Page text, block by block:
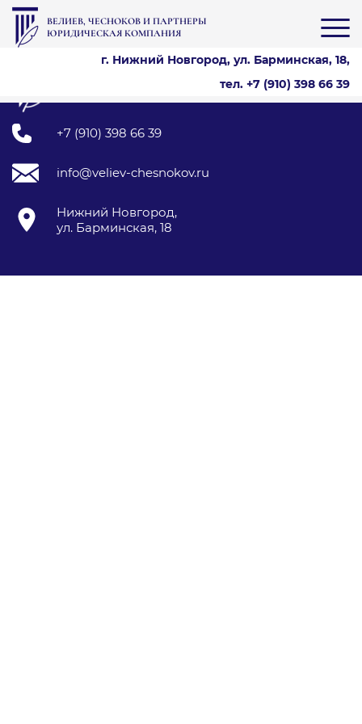
ВЕЛИЕВ, ЧЕСНОКОВ И ПАРТНЕРЫ
ЮРИДИЧЕСКАЯ КОМПАНИЯ
г. Нижний Новгород, ул. Барминская, 18,
тел. +7 (910) 398 66 39
Text here....
Чесноков и партнеры, 2009- 2026
Политика конфиденциальности
+7 (910) 398 66 39
info@veliev-chesnokov.ru
Нижний Новгород,
ул. Барминская, 18